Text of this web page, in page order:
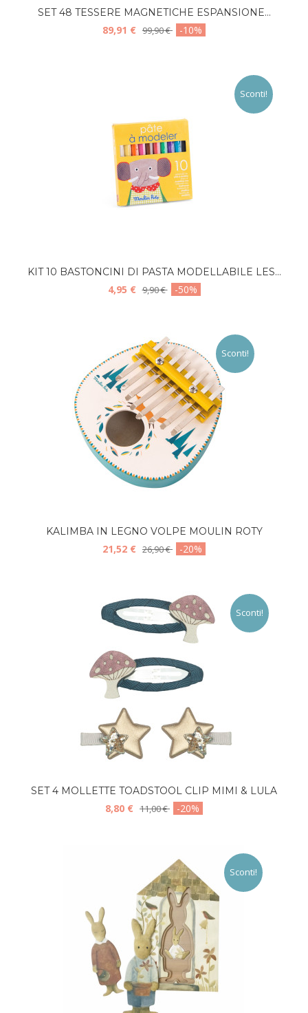
SET 48 TESSERE MAGNETICHE ESPANSIONE...
89,91 € 99,90 € -10%
Sconti!
KIT 10 BASTONCINI DI PASTA MODELLABILE LES...
4,95 € 9,90 € -50%
Sconti!
KALIMBA IN LEGNO VOLPE MOULIN ROTY
21,52 € 26,90 € -20%
Sconti!
SET 4 MOLLETTE TOADSTOOL CLIP MIMI & LULA
8,80 € 11,00 € -20%
Sconti!